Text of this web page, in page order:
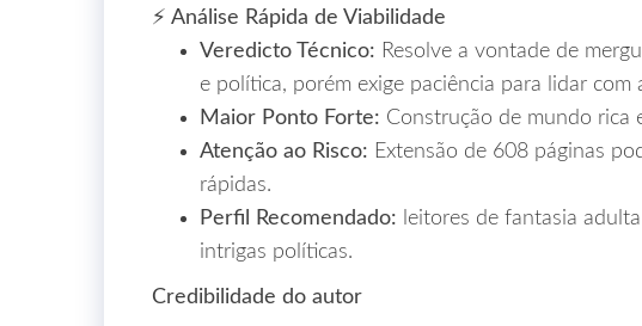
⚡ Análise Rápida de Viabilidade
Veredicto Técnico: Resolve a vontade de
e política, porém exige paciência para lidar com
Maior Ponto Forte: Construção de mundo rica
Atenção ao Risco: Extensão de 608 páginas
rápidas.
Perfil Recomendado: leitores de fantasia
intrigas políticas.
Credibilidade do autor